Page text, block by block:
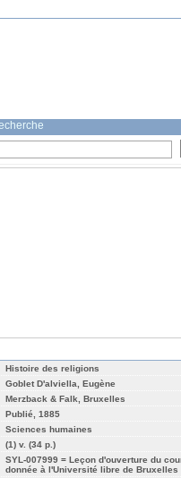
Histoire des religions
Goblet D'alviella, Eugène
Merzback & Falk, Bruxelles
Publié, 1885
Sciences humaines
(1) v. (34 p.)
SYL-007999 = Leçon d'ouverture du
donnée à l'Université libre de Bruxelles